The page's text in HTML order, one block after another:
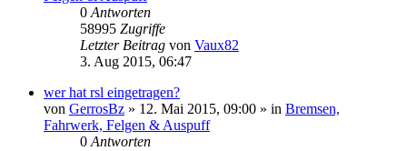
0 Antworten
58995 Zugriffe
Letzter Beitrag von Vaux82
3. Aug 2015, 06:47
wer hat rsl eingetragen?
von GerrosBz » 12. Mai 2015, 09:00 » in Bremsen,
Fahrwerk, Felgen & Auspuff
0 Antworten